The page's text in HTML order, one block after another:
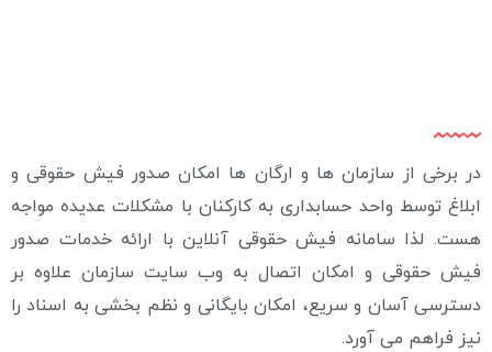
در برخی از سازمان ها و ارگان ها امکان صدور فیش حقوقی و
ابلاغ توسط واحد حسابداری به کارکنان با مشکلات عدیده مواجه
هست. لذا سامانه فیش حقوقی آنلاین با ارائه خدمات صدور
فیش حقوقی و امکان اتصال به وب سایت سازمان علاوه بر
دسترسی آسان و سریع، امکان بایگانی و نظم بخشی به اسناد را
نیز فراهم می آورد.